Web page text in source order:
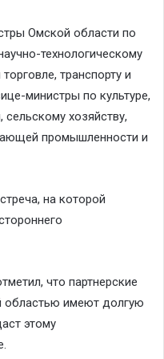
Омской области по
технологическому
транспорту и
министры по культуре,
хозяйству,
промышленности и
на которой
что партнерские
областью имеют долгую
этому